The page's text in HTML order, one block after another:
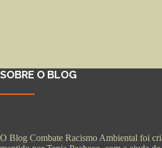
SOBRE O BLOG
O Blog Combate Racismo Ambiental foi